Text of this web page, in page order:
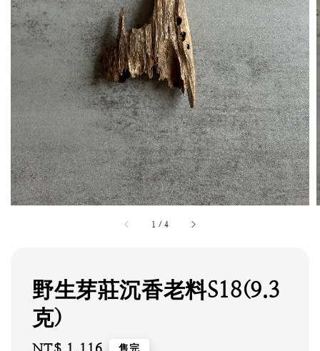
1 /4
野生芽莊沉香老料S18(9.3
克)
售完